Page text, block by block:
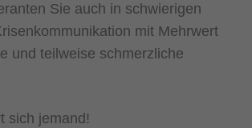
Sie auch in schwierigen
mit Mehrwert
und teilweise schmerzliche
sich jemand!